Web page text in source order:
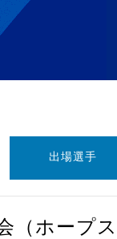
出場選手
（ホープ